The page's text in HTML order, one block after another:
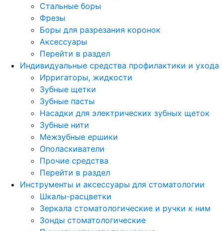
Стальные боры
Фрезы
Боры для разрезания коронок
Аксессуары
Перейти в раздел
Индивидуальные средства профилактики и ухода
Ирригаторы, жидкости
Зубные щетки
Зубные пасты
Насадки для электрических зубных щеток
Зубные нити
Межзубные ершики
Ополаскиватели
Прочие средства
Перейти в раздел
Инструменты и аксессуары для стоматологии
Шкалы-расцветки
Зеркала стоматологические и ручки к ним
Зонды стоматологические